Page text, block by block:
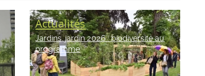
Jardins, jardin 2026 : biodiversité au
programme
Actualités